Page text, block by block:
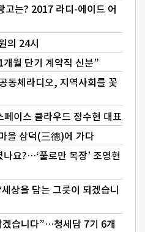
고는? 2017 라디-에이드 어
의 24시
월 단기 계약직 신분”
동체라디오, 지역사회를 꽃
이스 클라우드 정수현 대표
을 삼덕(三德)에 가다
나요?…‘풀로만 목장’ 조영현
상을 담는 그릇이 되겠습니
겠습니다”…청세담 7기 6개